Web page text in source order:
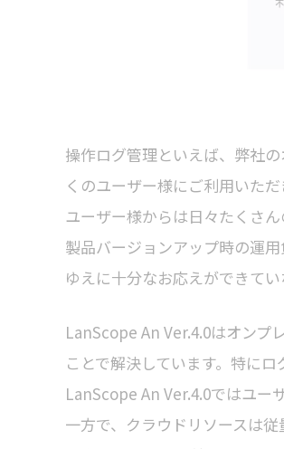
操作ログ管理といえば、弊社
くのユーザー様にご利用いた
ユーザー様からは日々たくさ
製品バージョンアップ時の運
ゆえに十分なお応えができて
LanScope An Ver.4.0はオンプ
ことで解決しています。特に
LanScope An Ver.4.0ではユー
一方で、クラウドリソースは